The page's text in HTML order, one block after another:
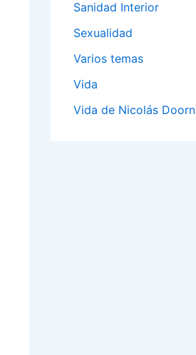
Sanidad Interior
Sexualidad
Varios temas
Vida
Vida de Nicolás Doorn